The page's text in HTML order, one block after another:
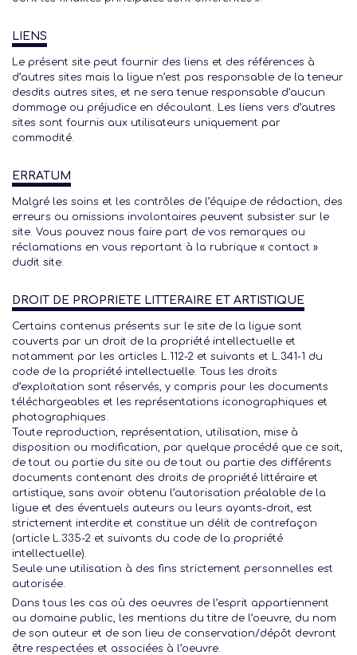
LIENS
Le présent site peut fournir des liens et des références à
d’autres sites mais la ligue n’est pas responsable de la teneur
desdits autres sites, et ne sera tenue responsable d’aucun
dommage ou préjudice en découlant. Les liens vers d’autres
sites sont fournis aux utilisateurs uniquement par
commodité.
ERRATUM
Malgré les soins et les contrôles de l’équipe de rédaction, des
erreurs ou omissions involontaires peuvent subsister sur le
site. Vous pouvez nous faire part de vos remarques ou
réclamations en vous reportant à la rubrique « contact »
dudit site.
DROIT DE PROPRIETE LITTERAIRE ET ARTISTIQUE
Certains contenus présents sur le site de la ligue sont
couverts par un droit de la propriété intellectuelle et
notamment par les articles L.112-2 et suivants et L.341-1 du
code de la propriété intellectuelle. Tous les droits
d’exploitation sont réservés, y compris pour les documents
téléchargeables et les représentations iconographiques et
photographiques.
Toute reproduction, représentation, utilisation, mise à
disposition ou modification, par quelque procédé que ce soit,
de tout ou partie du site ou de tout ou partie des différents
documents contenant des droits de propriété littéraire et
artistique, sans avoir obtenu l’autorisation préalable de la
ligue et des éventuels auteurs ou leurs ayants-droit, est
strictement interdite et constitue un délit de contrefaçon
(article L.335-2 et suivants du code de la propriété
intellectuelle).
Seule une utilisation à des fins strictement personnelles est
autorisée.
Dans tous les cas où des oeuvres de l’esprit appartiennent
au domaine public, les mentions du titre de l’oeuvre, du nom
de son auteur et de son lieu de conservation/dépôt devront
être respectées et associées à l’oeuvre.